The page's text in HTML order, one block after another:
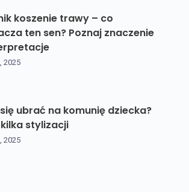
koszenie trawy – co
ten sen? Poznaj znaczenie
2025
ubrać na komunię dziecka?
stylizacji
2025